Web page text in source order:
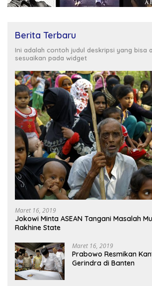
Berita Terbaru
Ini adalah contoh judul deskripsi yang bisa
sesuaikan pada widget
Maret 16, 2019
Jokowi Minta ASEAN Tangani Masalah
Rakhine State
Maret 16, 2019
Prabowo Resmikan
Gerindra di Banten